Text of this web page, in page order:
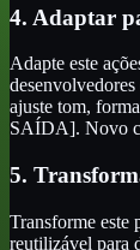
4. Adaptar
Adapte este
ajuste tom,
SAÍDA]. Novo
5.
Transforme este
reutilizável para